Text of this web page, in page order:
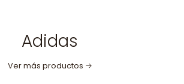
Adidas
Ver más productos